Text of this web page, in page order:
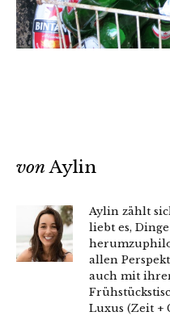
vonAylin
Aylin zählt
liebt es,
allen
auch mit
Luxus (Zeit +